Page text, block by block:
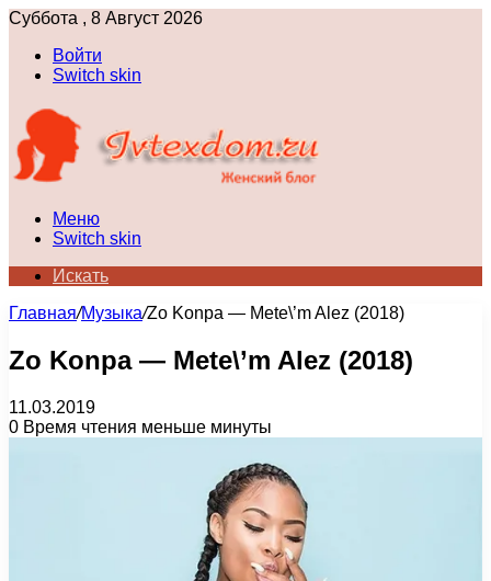
Суббота , 8 Август 2026
Войти
Switch skin
Меню
Switch skin
Искать
Главная/Музыка/Zo Konpa — Mete\’m Alez (2018)
Zo Konpa — Mete\’m Alez (2018)
11.03.2019
0 Время чтения меньше минуты